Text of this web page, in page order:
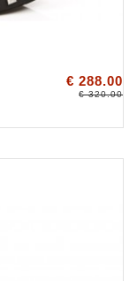
€ 288.00
€ 320.00